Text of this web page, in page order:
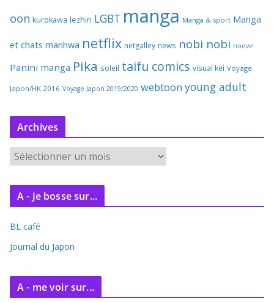
oon kurokawa lezhin LGBT manga Manga & sport Manga
et chats manhwa netflix netgalley news nobi nobi noeve
Panini manga Pika soleil taifu comics visual kei Voyage
Japon/HK 2016 Voyage Japon 2019/2020 webtoon young adult
Archives
r
c
v
e
A - Je bosse sur...
BL café
Journal du Japon
A - me voir sur...